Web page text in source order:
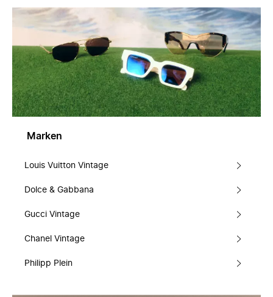
Marken
Louis Vuitton Vintage
Dolce & Gabbana
Gucci Vintage
Chanel Vintage
Philipp Plein